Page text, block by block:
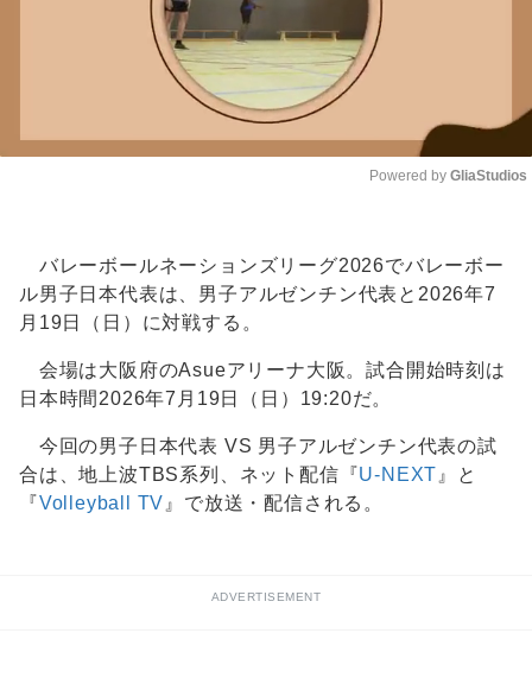
Powered by GliaStudios
バレーボールネーションズリーグ2026でバレーボー
ル男子日本代表は、男子アルゼンチン代表と2026年7
月19日（日）に対戦する。
会場は大阪府のAsueアリーナ大阪。試合開始時刻は
日本時間2026年7月19日（日）19:20だ。
今回の男子日本代表 VS 男子アルゼンチン代表の試
合は、地上波TBS系列、ネット配信『U-NEXT 』と
『Volleyball TV 』で放送・配信される。
ADVERTISEMENT